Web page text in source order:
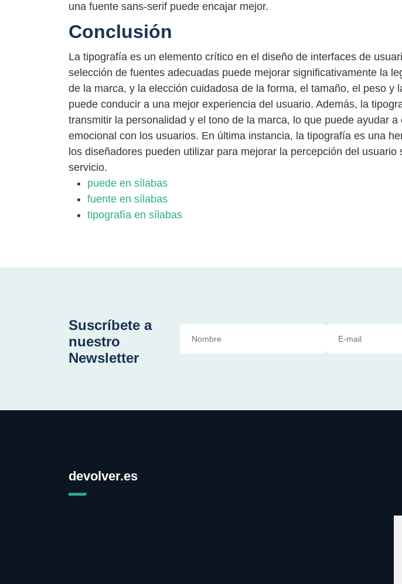
una fuente sans-serif puede encajar mejor.
Conclusión
La tipografía es un elemento crítico en el diseño de interfaces de
selección de fuentes adecuadas puede mejorar significativamente la
de la marca, y la elección cuidadosa de la forma, el tamaño, el peso y
puede conducir a una mejor experiencia del usuario. Además, la
transmitir la personalidad y el tono de la marca, lo que puede ayudar
emocional con los usuarios. En última instancia, la tipografía es una
los diseñadores pueden utilizar para mejorar la percepción del usuario
servicio.
puede en sílabas
fuente en sílabas
tipografía en sílabas
Suscríbete a
nuestro
Newsletter
devolver.es